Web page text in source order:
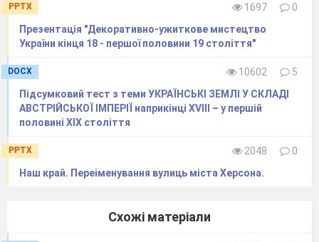
PPTX 1697
0
Презентація "Декоративно-ужиткове мистецтво
України кінця 18 - першої половини 19 століття"
DOCX 10602
5
Підсумковий тест з теми УКРАЇНСЬКІ ЗЕМЛІ У СКЛАДІ
АВСТРІЙСЬКОЇ ІМПЕРІЇ наприкінці ХVІІІ – у першій
половині ХІХ століття
PPTX 2048
0
Наш край. Переіменування вулиць міста Херсона.
Схожі матеріали